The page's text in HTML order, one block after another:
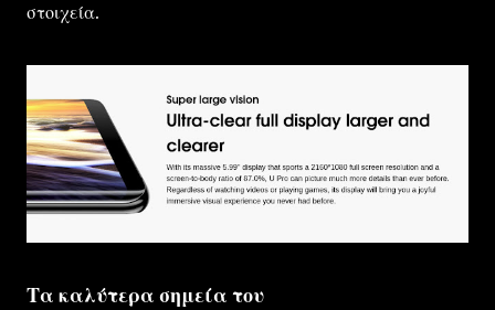
στοιχεία.
Τα καλύτερα σημεία του